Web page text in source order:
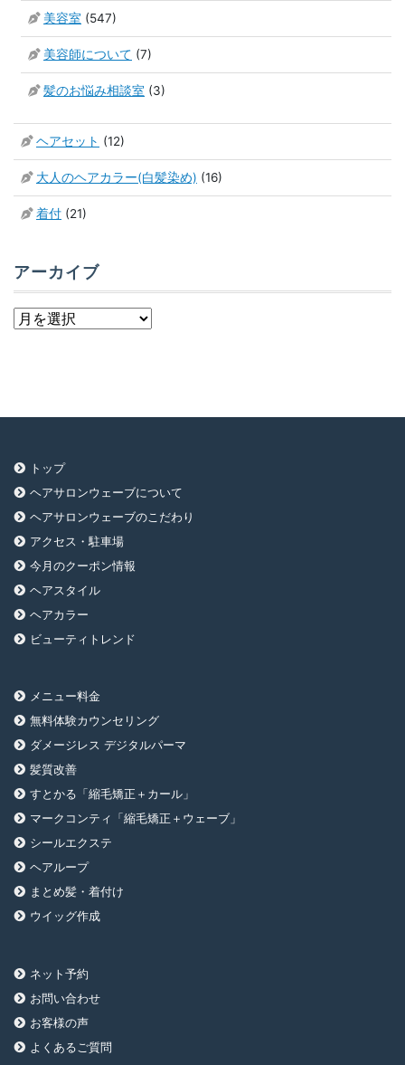
美容室 (547)
美容師について (7)
髪のお悩み相談室 (3)
ヘアセット (12)
大人のヘアカラー(白髪染め) (16)
着付 (21)
アーカイブ
ア
トップ
ヘアサロンウェーブについて
ヘアサロンウェーブのこだわり
アクセス・駐車場
今月のクーポン情報
ヘアスタイル
ヘアカラー
ビューティトレンド
メニュー料金
無料体験カウンセリング
ダメージレス デジタルパーマ
髪質改善
すとかる「縮毛矯正＋カール」
マークコンティ「縮毛矯正＋ウェーブ」
シールエクステ
ヘアループ
まとめ髪・着付け
ウイッグ作成
ネット予約
お問い合わせ
お客様の声
よくあるご質問